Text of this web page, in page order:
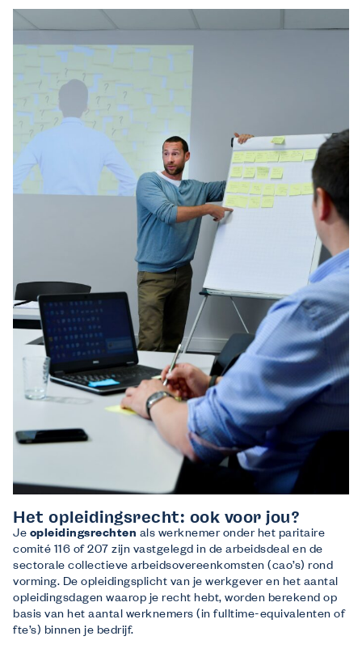
Het opleidingsrecht: ook voor jou?
Je opleidingsrechten als werknemer onder het paritaire
comité 116 of 207 zijn vastgelegd in de arbeidsdeal en de
sectorale collectieve arbeidsovereenkomsten (cao’s) rond
vorming. De opleidingsplicht van je werkgever en het aantal
opleidingsdagen waarop je recht hebt, worden berekend op
basis van het aantal werknemers (in fulltime-equivalenten of
fte’s) binnen je bedrijf.